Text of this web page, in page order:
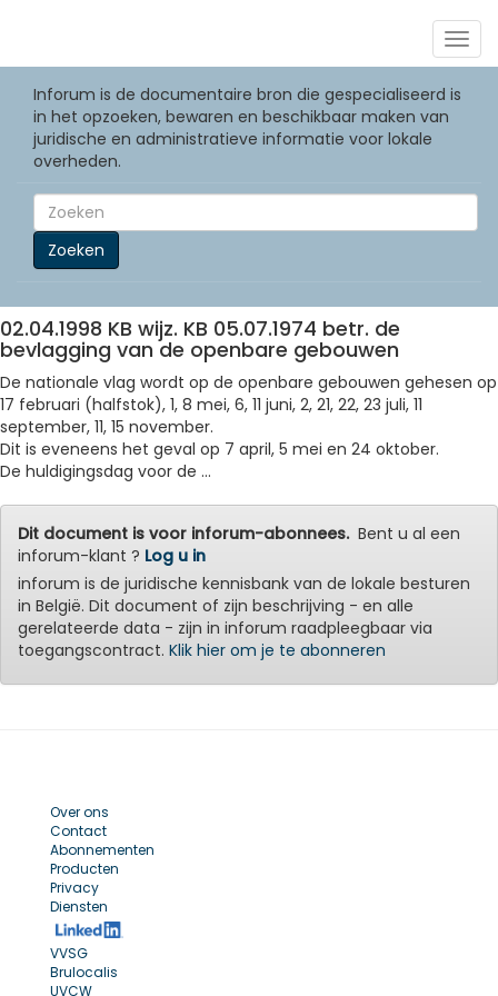
Inforum is de documentaire bron die gespecialiseerd is
in het opzoeken, bewaren en beschikbaar maken van
juridische en administratieve informatie voor lokale
overheden.
Zoeken
02.04.1998 KB wijz. KB 05.07.1974 betr. de
bevlagging van de openbare gebouwen
De nationale vlag wordt op de openbare gebouwen gehesen op
17 februari (halfstok), 1, 8 mei, 6, 11 juni, 2, 21, 22, 23 juli, 11
september, 11, 15 november.
Dit is eveneens het geval op 7 april, 5 mei en 24 oktober.
De huldigingsdag voor de ...
Dit document is voor inforum-abonnees.Bent u al een
inforum-klant ? Log u in
inforum is de juridische kennisbank van de lokale besturen
in België. Dit document of zijn beschrijving - en alle
gerelateerde data - zijn in inforum raadpleegbaar via
toegangscontract. Klik hier om je te abonneren
Over ons
Contact
Abonnementen
Producten
Privacy
Diensten
VVSG
Brulocalis
UVCW